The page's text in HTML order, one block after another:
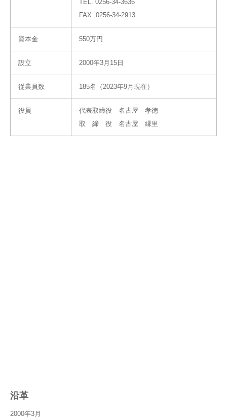
TEL. 0256-34-3636
FAX. 0256-34-2913
資本金 550万円
設立 2000年3月15日
従業員数 185名（2023年9月現在）
役員
代表取締役 名古屋 孝徳
取 締 役 名古屋 縁里
沿革
2000年3月